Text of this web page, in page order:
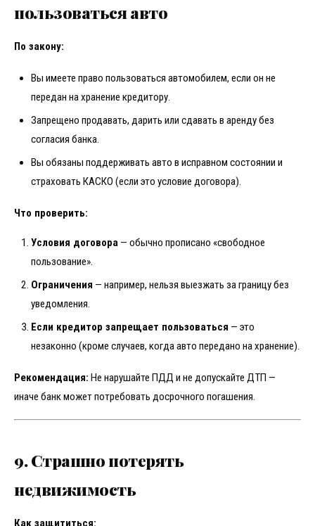
пользоваться авто
По закону:
Вы имеете право пользоваться автомобилем, если он не
передан на хранение кредитору.
Запрещено продавать, дарить или сдавать в аренду без
согласия банка.
Вы обязаны поддерживать авто в исправном состоянии и
страховать КАСКО (если это условие договора).
Что проверить:
Условия договора — обычно прописано «свободное
пользование».
Ограничения — например, нельзя выезжать за границу без
уведомления.
Если кредитор запрещает пользоваться — это
незаконно (кроме случаев, когда авто передано на хранение).
Рекомендация: Не нарушайте ПДД и не допускайте ДТП —
иначе банк может потребовать досрочного погашения.
9. Страшно потерять
недвижимость
Как защититься: